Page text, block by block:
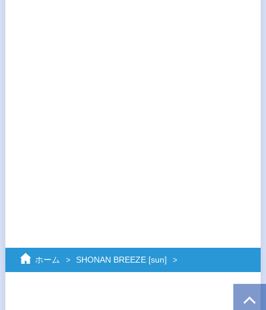
ホーム SHONAN BREEZE [sun]